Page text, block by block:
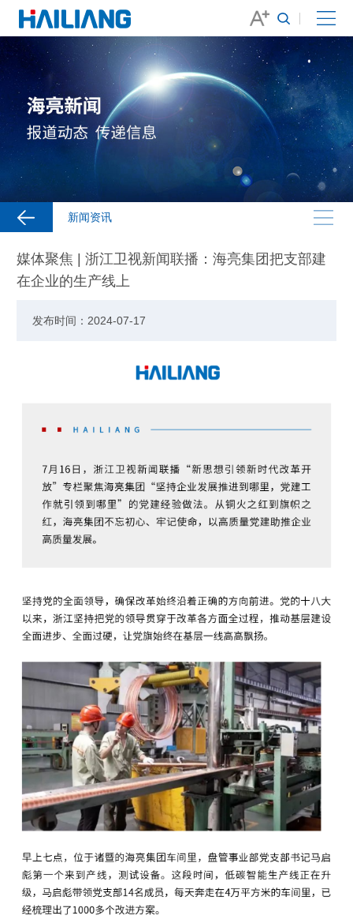
新闻资讯
媒体聚焦 | 浙江卫视新闻联播：海亮集团把支部建
在企业的生产线上
发布时间：2024-07-17